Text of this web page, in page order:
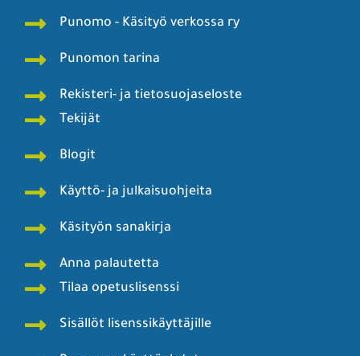
Punomo - Käsityö verkossa ry
Punomon tarina
Rekisteri- ja tietosuojaseloste
Tekijät
Blogit
Käyttö- ja julkaisuohjeita
Käsityön sanakirja
Anna palautetta
Tilaa opetuslisenssi
Sisällöt lisenssikäyttäjille